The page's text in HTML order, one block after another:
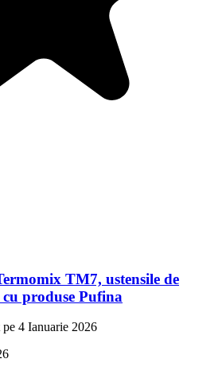
TM7, ustensile de
produse Pufina
4 Ianuarie 2026